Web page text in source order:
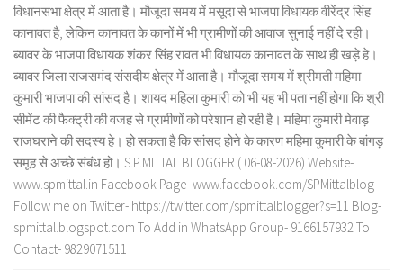
विधानसभा क्षेत्र में आता है। मौजूदा समय में मसूदा से भाजपा विधायक वीरेंद्र सिंह
कानावत है, लेकिन कानावत के कानों में भी ग्रामीणों की आवाज सुनाई नहीं दे रही।
ब्यावर के भाजपा विधायक शंकर सिंह रावत भी विधायक कानावत के साथ ही खड़े हे।
ब्यावर जिला राजसमंद संसदीय क्षेत्र में आता है। मौजूदा समय में श्रीमती महिमा
कुमारी भाजपा की सांसद है। शायद महिला कुमारी को भी यह भी पता नहीं होगा कि श्री
सीमेंट की फैक्ट्री की वजह से ग्रामीणों को परेशान हो रही है। महिमा कुमारी मेवाड़
राजघराने की सदस्य हे। हो सकता है कि सांसद होने के कारण महिमा कुमारी के बांगड़
समूह से अच्छे संबंध हो। S.P.MITTAL BLOGGER ( 06-08-2026) Website-
www.spmittal.in Facebook Page- www.facebook.com/SPMittalblog
Follow me on Twitter- https://twitter.com/spmittalblogger?s=11 Blog-
spmittal.blogspot.com To Add in WhatsApp Group- 9166157932 To
Contact- 9829071511